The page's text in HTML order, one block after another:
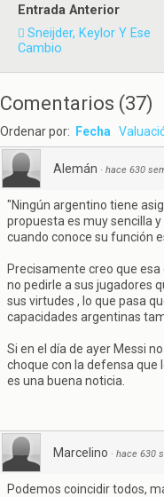
Entrada Anterior
Sneijder, Keylor Y Ese
Cambio
Comentarios (37)
Ordenar por: Fecha
Alemán · hace 630
"Ningún argentino tiene
propuesta es muy sencilla
cuando conoce su función
Precisamente creo que
no pedirle a sus jugadores
sus virtudes , lo que pasa
capacidades argentinas
Si en el día de ayer Messi
choque con la defensa que
es una buena noticia.
Marcelino · hace 630
Podemos coincidir todos,